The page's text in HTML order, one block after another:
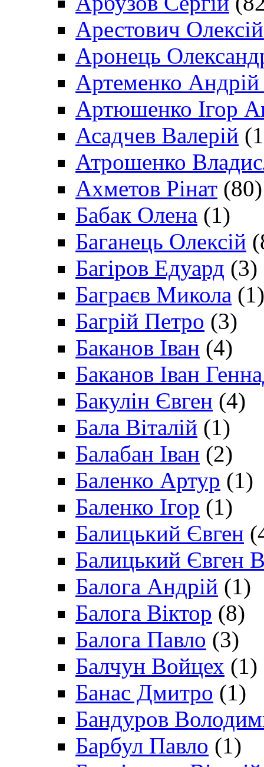
Арестович
Аронець
Артеменко Андрій
Артюшенко Ігор
Асадчев Валерій
Атрошенко
Ахметов Рінат (80)
Бабак Олена (1)
Баганець Олексій
Багіров Едуард (3)
Баграєв Микола (1)
Багрій Петро (3)
Баканов Іван (4)
Баканов Іван
Бакулін Євген (4)
Бала Віталій (1)
Балабан Іван (2)
Баленко Артур (1)
Баленко Ігор (1)
Балицький Євген
Балицький Євген
Балога Андрій (1)
Балога Віктор (8)
Балога Павло (3)
Балчун Войцех (1)
Банас Дмитро (1)
Бандуров
Барбул Павло (1)